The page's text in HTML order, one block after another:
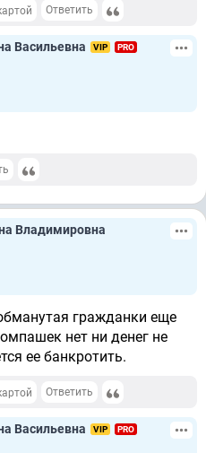
Ответить
Васильевна VIP PRO
Владимировна
гражданки еще
нет ни денег не
ее банкротить.
Ответить
Васильевна VIP PRO